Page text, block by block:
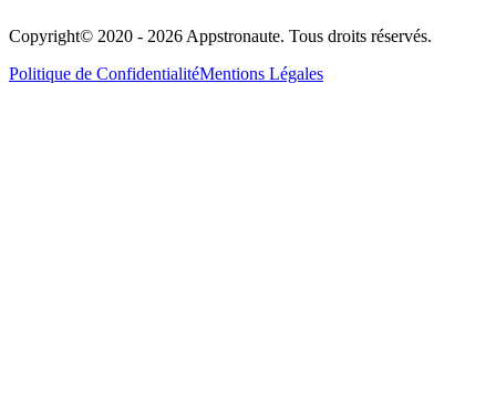
Copyright© 2020 - 2026 Appstronaute. Tous droits réservés.
Politique de ConfidentialitéMentions Légales